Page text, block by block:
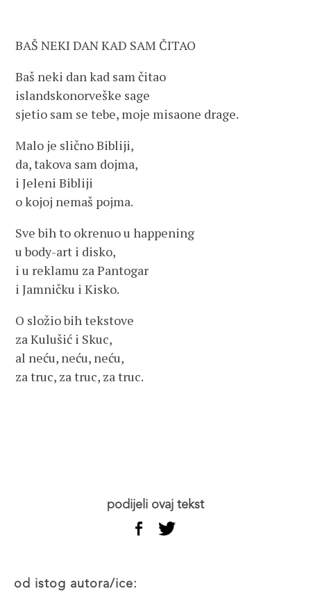
BAŠ NEKI DAN KAD SAM ČITAO
Baš neki dan kad sam čitao
islandskonorveške sage
sjetio sam se tebe, moje misaone drage.
Malo je slično Bibliji,
da, takova sam dojma,
i Jeleni Bibliji
o kojoj nemaš pojma.
Sve bih to okrenuo u happening
u body-art i disko,
i u reklamu za Pantogar
i Jamničku i Kisko.
O složio bih tekstove
za Kulušić i Skuc,
al neću, neću, neću,
za truc, za truc, za truc.
podijeli ovaj tekst
od istog autora/ice: